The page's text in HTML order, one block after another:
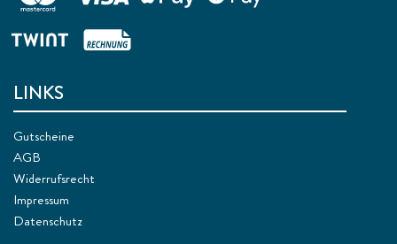
LINKS
Gutscheine
AGB
Widerrufsrecht
Impressum
Datenschutz